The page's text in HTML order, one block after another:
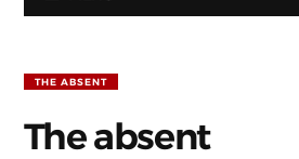
THE ABSENT
The absent